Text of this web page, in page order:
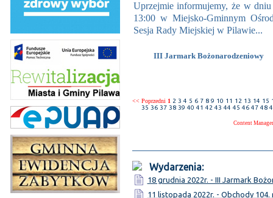
Uprzejmie informujemy, że w
13:00 w Miejsko-Gminnym
Sesja Rady Miejskiej w Pilawie...
III Jarmark Bożonarodzeniowy
<< Poprzedni 1 2 3 4 5 6 7 8 9 10 11 12 13 14 15
35 36 37 38 39 40 41 42 43 44 45 46 47 48
Content
Wydarzenia:
18 grudnia 2022r. - III Jarmark
11 listopada 2022r. - Obchody